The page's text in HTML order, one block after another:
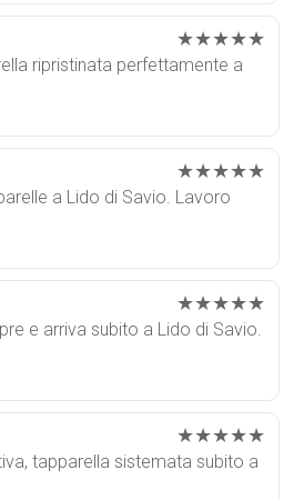
★★★★★
ripristinata perfettamente a
★★★★★
a Lido di Savio. Lavoro
★★★★★
e arriva subito a Lido di Savio.
★★★★★
tapparella sistemata subito a